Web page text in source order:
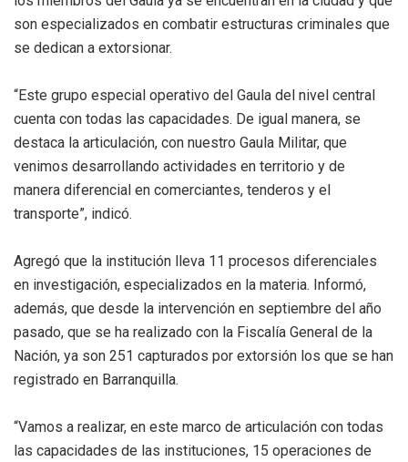
son especializados en combatir estructuras criminales que
se dedican a extorsionar.
“Este grupo especial operativo del Gaula del nivel central
cuenta con todas las capacidades. De igual manera, se
destaca la articulación, con nuestro Gaula Militar, que
venimos desarrollando actividades en territorio y de
manera diferencial en comerciantes, tenderos y el
transporte”, indicó.
Agregó que la institución lleva 11 procesos diferenciales
en investigación, especializados en la materia. Informó,
además, que desde la intervención en septiembre del año
pasado, que se ha realizado con la Fiscalía General de la
Nación, ya son 251 capturados por extorsión los que se han
registrado en Barranquilla.
“Vamos a realizar, en este marco de articulación con todas
las capacidades de las instituciones, 15 operaciones de